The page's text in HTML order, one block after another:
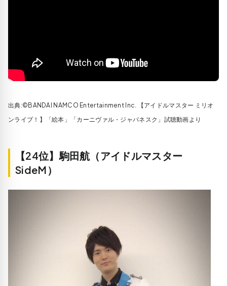
出典:©BANDAI NAMCO Entertainment Inc. 【アイドルマスター ミリオ
ンライブ！】「絵本」「カーニヴァル・ジャパネスク」試聴動画より
【24位】駒田航（アイドルマスター
SideM）